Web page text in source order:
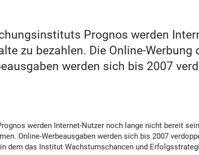
Prognos werden
zu bezahlen. Die Online-Werbung
werden sich bis 2007
werden Internet-Nutzer noch lange nicht bereit
Online-Werbeausgaben werden sich bis 2007
in dem das Institut Wachstumschancen und